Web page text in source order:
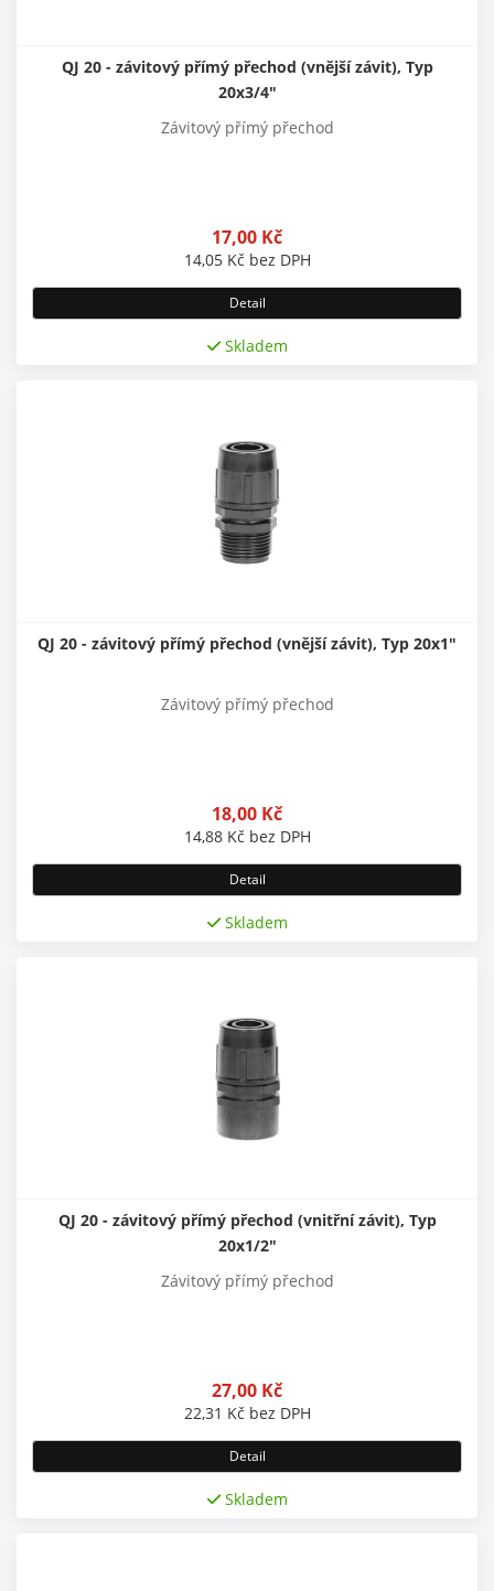
QJ 20 - závitový přímý přechod (vnější závit), Typ
20x3/4"
Závitový přímý přechod
17,00 Kč
14,05 Kč bez DPH
Detail
Skladem
QJ 20 - závitový přímý přechod (vnější závit), Typ 20x1"
Závitový přímý přechod
18,00 Kč
14,88 Kč bez DPH
Detail
Skladem
QJ 20 - závitový přímý přechod (vnitřní závit), Typ
20x1/2"
Závitový přímý přechod
27,00 Kč
22,31 Kč bez DPH
Detail
Skladem